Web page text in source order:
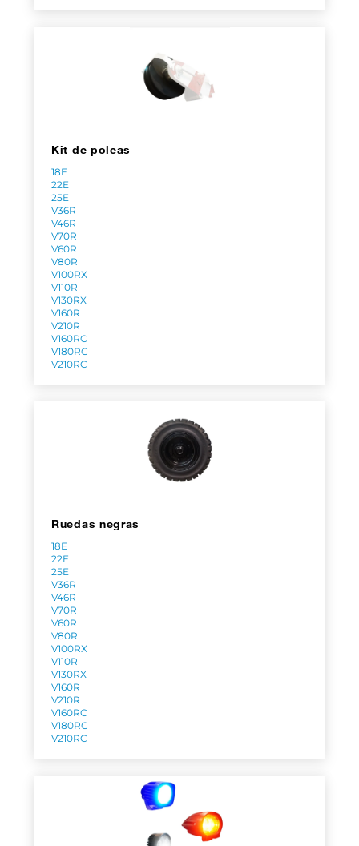
Kit de poleas
18E
22E
25E
V36R
V46R
V70R
V60R
V80R
V100RX
V110R
V130RX
V160R
V210R
V160RC
V180RC
V210RC
Ruedas negras
18E
22E
25E
V36R
V46R
V70R
V60R
V80R
V100RX
V110R
V130RX
V160R
V210R
V160RC
V180RC
V210RC